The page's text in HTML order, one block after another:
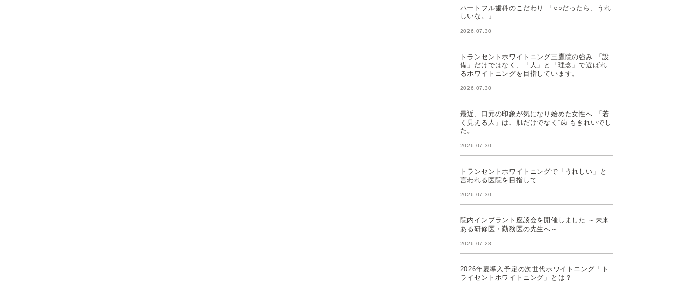
ハートフル歯科のこだわり 「○○だったら、うれ
しいな。」
2026.07.30
トランセントホワイトニング三鷹院の強み 「設
備」だけではなく、「人」と「理念」で選ばれ
るホワイトニングを目指しています。
2026.07.30
最近、口元の印象が気になり始めた女性へ 「若
く見える人」は、肌だけでなく“歯”もきれいでし
た。
2026.07.30
トランセントホワイトニングで「うれしい」と
言われる医院を目指して
2026.07.30
院内インプラント座談会を開催しました ～未来
ある研修医・勤務医の先生へ～
2026.07.28
2026年夏導入予定の次世代ホワイトニング「ト
ライセントホワイトニング」とは？